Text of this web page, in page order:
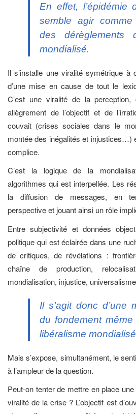
En effet, l’épidémie
semble agir
des dérèglements
mondialisé.
Il s’installe une viralité symétrique à
d’une mise en cause de tout le
C’est une viralité de la perception,
allègrement de l’objectif et de
couvait (crises sociales dans le
montée des inégalités et injustices…)
complice.
C’est la logique de la
algorithmes qui est interpellée. Les
la diffusion de messages, en
perspective et jouant ainsi un rôle
Entre subjectivité et données
politique qui est éclairée dans une
de critiques, de révélations :
chaîne de production,
mondialisation, injustice,
Il s’agit donc d’une
du fondement
libéralisme
Mais s’expose, simultanément, le
à l’ampleur de la question.
Peut-on tenter de mettre en place
viralité de la crise ? L’objectif est